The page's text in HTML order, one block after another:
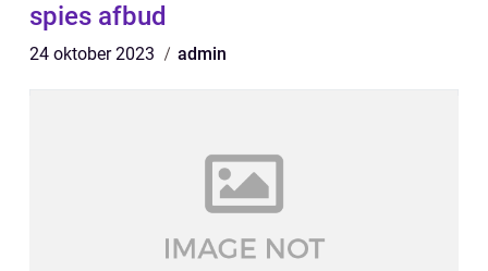
spies afbud
24 oktober 2023 admin